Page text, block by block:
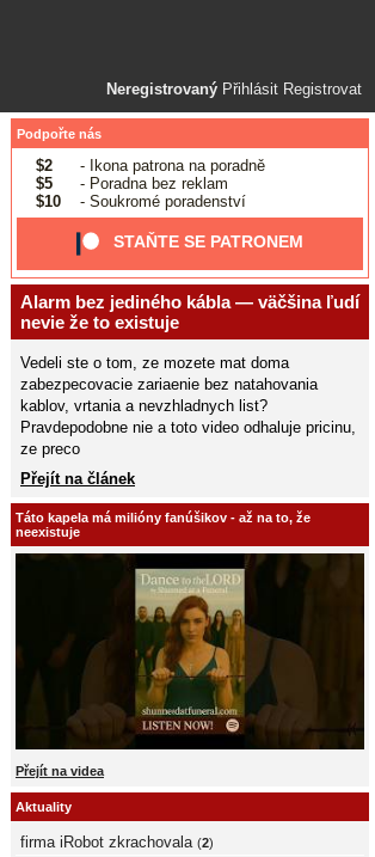
Neregistrovaný Přihlásit Registrovat
Podpořte nás
$2
- Ikona patrona na poradně
$5
- Poradna bez reklam
$10
- Soukromé poradenství
STAŇTE SE PATRONEM
Alarm bez jediného kábla — väčšina ľudí
nevie že to existuje
Vedeli ste o tom, ze mozete mat doma
zabezpecovacie zariaenie bez natahovania
kablov, vrtania a nevzhladnych list?
Pravdepodobne nie a toto video odhaluje pricinu,
ze preco
Přejít na článek
Táto kapela má milióny fanúšikov - až na to, že
neexistuje
Přejít na videa
Aktuality
firma iRobot zkrachovala (2)